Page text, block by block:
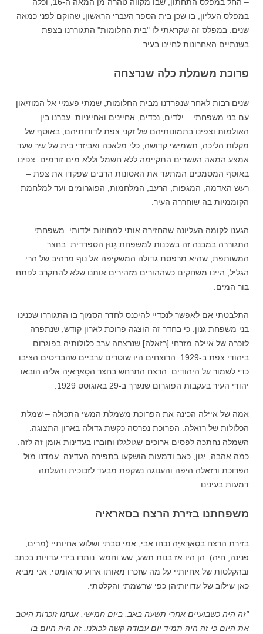
– החל במפלס התחתון, שבו מקווה טהרה מן המאה ה-16, וכלה
במפלס העליון, בו שכן בית הספר העברי הראשון, שהוקם לפני כמאה
שנים. במפלס זה שקראתי לו "בית החלומות" התגוררנו בצפת
בשנתיים האחרונות לחיינו בעיר.
פרוכת משמלת כלה שנרצחה
שנים רבות לאחר שנפרדנו מבית החלומות, שמתי פעמיי אל המוזיאון
עם בני משפחתי – ילדים, נכדים, אחיינים ואחייניות. עברנו בין
האולמות וצפינו בתמונותיהם של זקני צפת לדורותיהם, באוסף של
מקלות הליכה, תשמישי קדושה, כלי מלאכה ואביזרי בית של עיר שעד
אמצע המאה העשרים התקיימה ללא חשמל וללא מים זורמים. צפינו
באוסף המסמכים המתעד את האסונות הרבים שפקדו את צפת –
רעש האדמה, המגפות, הרעב, המלחמות, הפוגרומים ועד למלחמת
הקוממיות בה שוחררה העיר.
הגענו לקומה העליונה שהחזירה אותי למחוזות ילדותי. משפחתי
התגוררה במבנה זה בשכנות למשפחת גָנוּן הספרדית. בחצר
המשותפת, שהיא מרפסת גדולה המשקיפה אל נוף מרהיב של הרי
הגליל, היינו משחקים כשההורים מזהירים אותנו שלא להתקרב לפתח
בור המים.
התלבטתי אם לאפשר לנכדיי להיכנס לחדר הסמוך בו התגוררו שכנינו
בני משפחת גנון. כי בחדר זה הוצגה פרוכת לארון קודש, שנתפרה
לזכרה של איילה מזרחי [רזאלה] שנרצחה ערב כלולותיה בפוגרום
ביהודי צפת ב-1929. הרוצחים היו שוטרים ערביים שהבריטים הציבו
כדי לשמור על היהודים. הרצח התרחש בחצר הסָארָאיָה אליה הובאו
יהודי העיר בעקבות הפוגרום שנערך ב-29 באוגוסט 1929.
אמה של איילה הכינה את הפרוכת משמלת המשי התכולה – שמלת
הכלולות של רזאלה. הפרוכת נפרסה כקשת גדולה בארון התצוגה.
השמלה נחתכה לפסים ארוכים שגולגלו וחוברו בעדינות אומן זה לזה.
כמה אהבה, יגון, כאב ודמעות הושקעו בתפירה העדינה. עמדנו מול
הפרוכת ורזאלה היפה והענוגה נשקפת מבעד לזכוכית והעלתה
דמעות בעינינו.
משפחתנו בזירת הרצח בסאראיה
בזירת הרצח בסָארָאיָה נכחו אבי, אמי סבתי ושלוש אחיותיי (מרים,
פנינה, חיה). הן היו אז בנות תשע, שש וחמש. נותרו בידי עדויות בכתב
ובהקלטות של אחיותיי על מה שזכרו מאותו ארוע טראומטי. אני מביא
כאן שילוב של עדויותיהן כפי שרשמתי והקלטתי.
"זה היה כשבועיים אחרי תשעה באב, ביום חמישי. אנחנו זוכרות היטב
את היום כי זה היה תמיד יום עבודה קשה לכולנו. זה היה היום בו